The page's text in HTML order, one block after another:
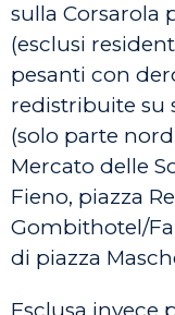
sulla Corsarola
(esclusi
pesanti con
redistribuite su
(solo parte
Mercato delle
Fieno, piazza
Gombithotel/
di piazza